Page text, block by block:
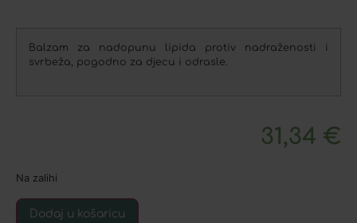
Balzam za nadopunu lipida protiv nadraženosti i
svrbeža, pogodno za djecu i odrasle.
31,34 €
Na zalihi
Dodaj u košaricu